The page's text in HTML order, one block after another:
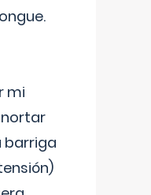
mi
barriga